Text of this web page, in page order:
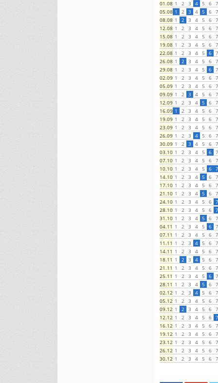
01.08 1 2 3 4 5 6 7
05.08 1 2 3 4 5 6 7
08.08 1 2 3 4 5 6 7
12.08 1 2 3 4 5 6 7
15.08 1 2 3 4 5 6 7
19.08 1 2 3 4 5 6 7
22.08 1 2 3 4 5 6 7
26.08 1 2 3 4 5 6 7
29.08 1 2 3 4 5 6 7
02.09 1 2 3 4 5 6 7
05.09 1 2 3 4 5 6 7
09.09 1 2 3 4 5 6 7
12.09 1 2 3 4 5 6 7
16.09 1 2 3 4 5 6 7
19.09 1 2 3 4 5 6 7
23.09 1 2 3 4 5 6 7
26.09 1 2 3 4 5 6 7
30.09 1 2 3 4 5 6 7
03.10 1 2 3 4 5 6 7
07.10 1 2 3 4 5 6 7
10.10 1 2 3 4 5 6 7
14.10 1 2 3 4 5 6 7
17.10 1 2 3 4 5 6 7
21.10 1 2 3 4 5 6 7
24.10 1 2 3 4 5 6 7
28.10 1 2 3 4 5 6 7
31.10 1 2 3 4 5 6 7
04.11 1 2 3 4 5 6 7
07.11 1 2 3 4 5 6 7
11.11 1 2 3 4 5 6 7
14.11 1 2 3 4 5 6 7
18.11 1 2 3 4 5 6 7
21.11 1 2 3 4 5 6 7
25.11 1 2 3 4 5 6 7
28.11 1 2 3 4 5 6 7
02.12 1 2 3 4 5 6 7
05.12 1 2 3 4 5 6 7
09.12 1 2 3 4 5 6 7
12.12 1 2 3 4 5 6 7
16.12 1 2 3 4 5 6 7
19.12 1 2 3 4 5 6 7
23.12 1 2 3 4 5 6 7
26.12 1 2 3 4 5 6 7
30.12 1 2 3 4 5 6 7